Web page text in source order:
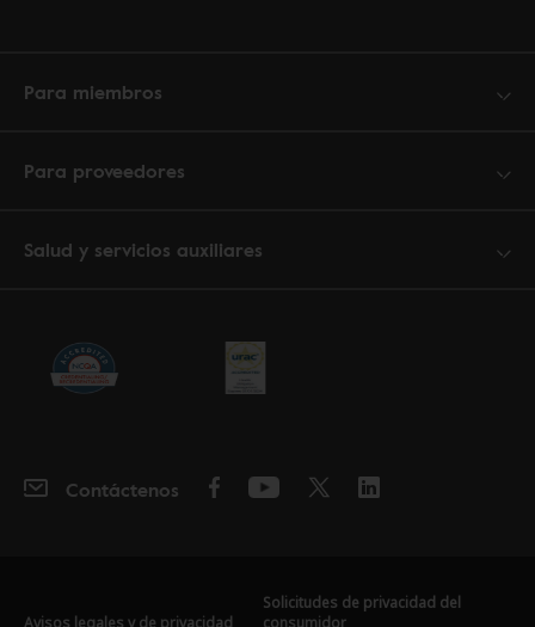
Para miembros
Para proveedores
Salud y servicios auxiliares
Contáctenos
Avisos legales y de privacidad
Solicitudes de privacidad del
consumidor